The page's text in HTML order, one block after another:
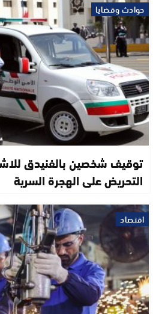
حوادث وقضايا
توقيف شخصين بالفنيدق
التحريض على الهجرة السرية
اقتصاد